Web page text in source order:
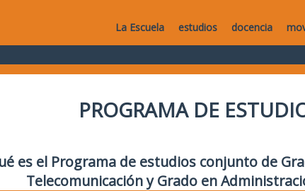
La Escuela estudios docencia
PROGRAMA DE
es el Programa de estudios conjunto de
Telecomunicación y Grado en